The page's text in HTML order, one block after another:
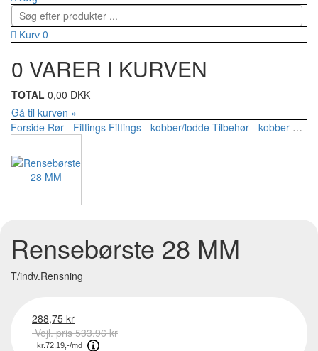
Kurv 0
0 VARER I KURVEN
TOTAL 0,00 DKK
Gå til kurven »
Forside Rør - Fittings Fittings - kobber/lodde Tilbehør - kobber
Rensebørste 28 MM
T/indv.Rensning
288,75 kr
Vejl. pris 533,96 kr